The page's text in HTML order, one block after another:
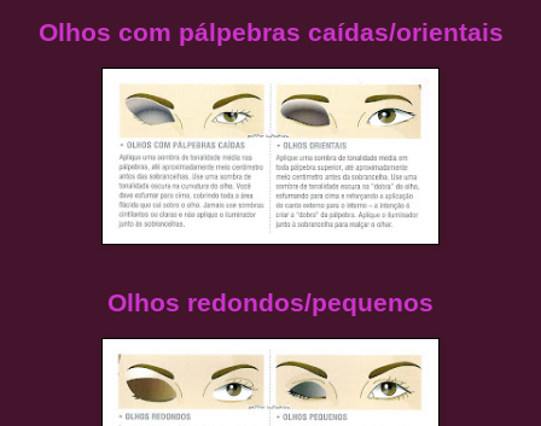
Olhos com pálpebras caídas/orientais
Olhos redondos/pequenos